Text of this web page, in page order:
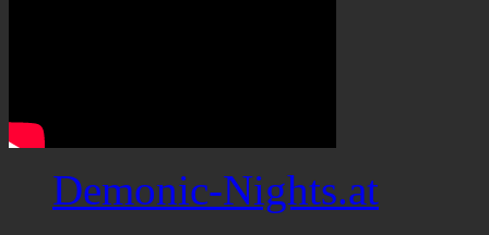
Demonic-Nights.at